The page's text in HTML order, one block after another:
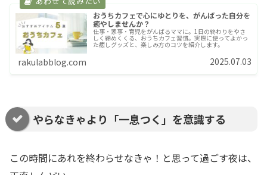
おうちカフェで心にゆとりを、がんばった自分を
癒やしませんか？
仕事・家事・育児をがんばるママに。1日の終わりをやさ
しく締めくくる、おうちカフェ習慣。実際に使ってよかっ
た癒しグッズと、楽しみ方のコツを紹介します。
rakulabblog.com 2025.07.03
やらなきゃより「一息つく」を意識する
この時間にあれを終わらせなきゃ！と思って過ごす夜は、